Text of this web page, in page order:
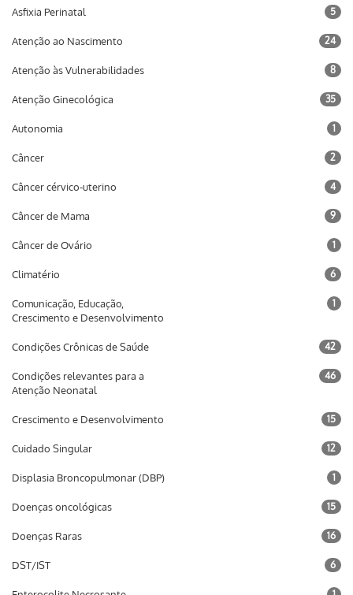
Asfixia Perinatal 5
Atenção ao Nascimento 24
Atenção às Vulnerabilidades 8
Atenção Ginecológica 35
Autonomia 1
Câncer 2
Câncer cérvico-uterino 4
Câncer de Mama 9
Câncer de Ovário 1
Climatério 6
Comunicação, Educação,
Crescimento e Desenvolvimento
1
Condições Crônicas de Saúde 42
Condições relevantes para a
Atenção Neonatal
46
Crescimento e Desenvolvimento 15
Cuidado Singular 12
Displasia Broncopulmonar (DBP) 1
Doenças oncológicas 15
Doenças Raras 16
DST/IST 6